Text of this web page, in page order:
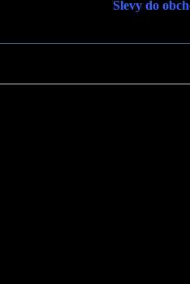
Slevy do